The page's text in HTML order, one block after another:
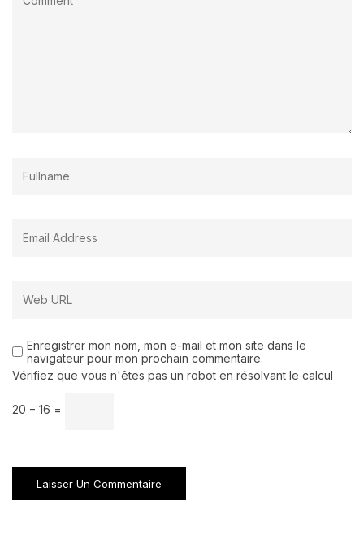
Enregistrer mon nom, mon e-mail et mon site dans le
navigateur pour mon prochain commentaire.
Vérifiez que vous n'êtes pas un robot en résolvant le calcul
20 − 16 =